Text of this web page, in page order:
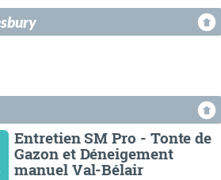
Entretien SM Pro - Tonte de
Gazon et Déneigement
manuel Val-Bélair